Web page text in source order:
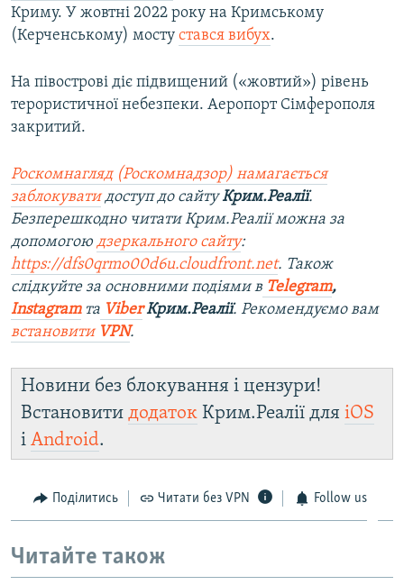
Криму. У жовтні 2022 року на Кримському
(Керченському) мосту стався вибух.
На півострові діє підвищений («жовтий») рівень
терористичної небезпеки. Аеропорт Сімферополя
закритий.
Роскомнагляд (Роскомнадзор) намагається
заблокуватидоступ до сайтуКрим.Реалії.
Безперешкодно читати Крим.Реалії можна за
допомогою дзеркального сайту:
https://dfs0qrmo00d6u.cloudfront.net. Також
слідкуйте за основними подіями в Telegram,
Instagramта ViberКрим.Реалії. Рекомендуємо вам
встановити VPN.
Новини без блокування і цензури!
Встановити додаток Крим.Реалії для iOS
і Android.
Поділитись Читати без VPN Follow us
Читайте також